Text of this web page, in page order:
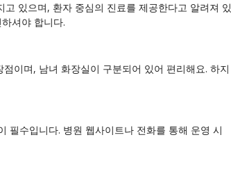
있으며, 환자 중심의 진료를 제공한다고 알려져 있
셔야 합니다.
이며, 남녀 화장실이 구분되어 있어 편리해요. 하지
필수입니다. 병원 웹사이트나 전화를 통해 운영 시